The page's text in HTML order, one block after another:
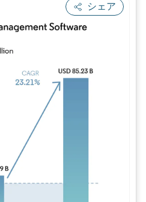
シェア
画像 © Mordor Intelligence。再利用には